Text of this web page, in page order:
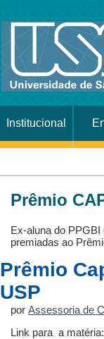
Institucional
Prêmio
Ex-aluna do PPGBI
premiadas ao
Prêmio
USP
por Assessoria de
Link para a matéria: